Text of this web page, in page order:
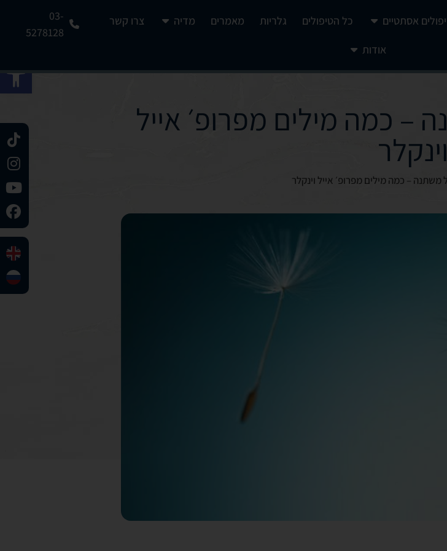
אסתטיים כל הטיפולים גלריות מאמרים מדיה צרו קשר
אודות
03-
5278128
– כמה מילים מפרופ׳ אייל
וינקלר
משתנה – כמה מילים מפרופ׳ אייל וינקלר